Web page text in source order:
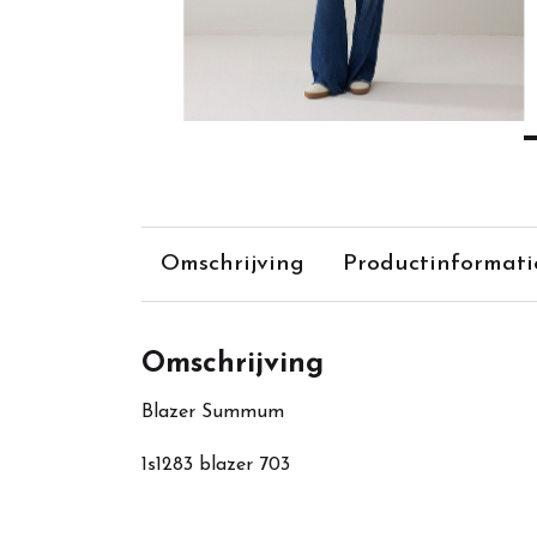
Omschrijving
Omschrijving
Blazer Summum
1s1283 blazer 703